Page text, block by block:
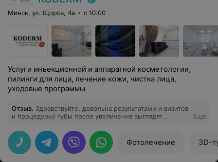
Минск, ул. Щорса, 4а с 10:00
Услуги инъекционной и аппаратной косметологии,
пилинги для лица, лечение кожи, чистка лица,
уходовые программы
Отзыв. Здравствуйте, довольна результатами и визитов
и процедуры) губы после увеличения выглядят
них вообще что-то есть. Поэтому благодарю
Анастасию за работу
Еще
Фотолечение 3D-